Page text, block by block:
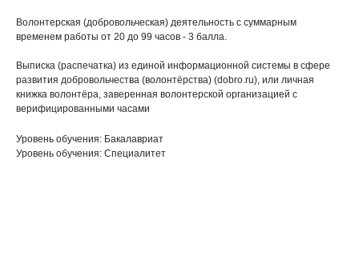
Волонтерская (добровольческая) деятельность с суммарным
временем работы от 20 до 99 часов - 3 балла.
Выписка (распечатка) из единой информационной системы в сфере
развития добровольчества (волонтёрства) (dobro.ru), или личная
книжка волонтёра, заверенная волонтерской организацией с
верифицированными часами
Уровень обучения: Бакалавриат
Уровень обучения: Специалитет